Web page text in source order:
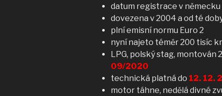
datum registrace v německu
dovezena v 2004 a od té
plní emisní normu Euro 2
nyní najeto téměr 200 tisíc
LPG, polský stag, montován
09/2020
technická platná do 12. 12.
motor táhne, nedělá divné